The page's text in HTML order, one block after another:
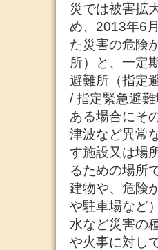
災では被害拡
め、2013年6
た災害の危険
所）と、一定
避難所（指定
/ 指定緊急避
ある場合にそ
津波など異常
す施設又は場
るための場所
建物や、危険
や駐車場など
水など災害の
や火事に対し